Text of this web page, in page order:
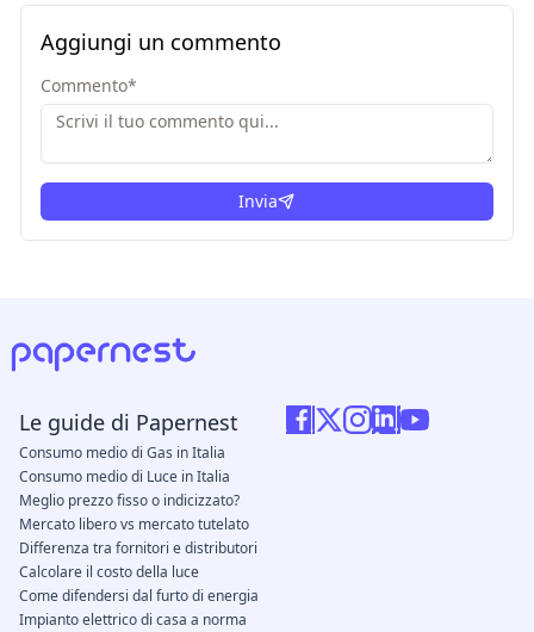
Aggiungi un commento
Commento*
Invia
Le guide di Papernest
Consumo medio di Gas in Italia
Consumo medio di Luce in Italia
Meglio prezzo fisso o indicizzato?
Mercato libero vs mercato tutelato
Differenza tra fornitori e distributori
Calcolare il costo della luce
Come difendersi dal furto di energia
Impianto elettrico di casa a norma